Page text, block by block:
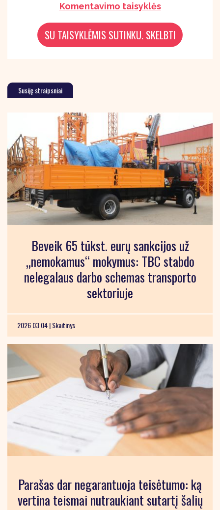
Komentavimo taisyklės
Susiję straipsniai
Beveik 65 tūkst. eurų sankcijos už
„nemokamus“ mokymus: TBC stabdo
nelegalaus darbo schemas transporto
sektoriuje
2026 03 04 |Skaitinys
Parašas dar negarantuoja teisėtumo: ką
vertina teismai nutraukiant sutartį šalių